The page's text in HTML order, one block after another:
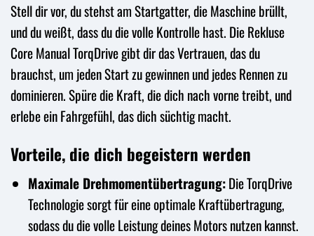
Stell dir vor, du stehst am Startgatter, die Maschine brüllt,
und du weißt, dass du die volle Kontrolle hast. Die Rekluse
Core Manual TorqDrive gibt dir das Vertrauen, das du
brauchst, um jeden Start zu gewinnen und jedes Rennen zu
dominieren. Spüre die Kraft, die dich nach vorne treibt, und
erlebe ein Fahrgefühl, das dich süchtig macht.
Vorteile, die dich begeistern werden
Maximale Drehmomentübertragung:Die TorqDrive
Technologie sorgt für eine optimale Kraftübertragung,
sodass du die volle Leistung deines Motors nutzen kannst.